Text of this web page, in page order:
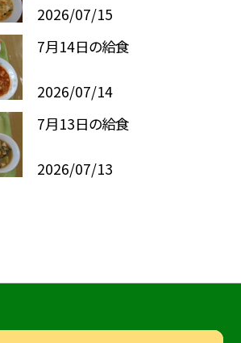
2026/07/15
7月14日の給食
2026/07/14
7月13日の給食
2026/07/13